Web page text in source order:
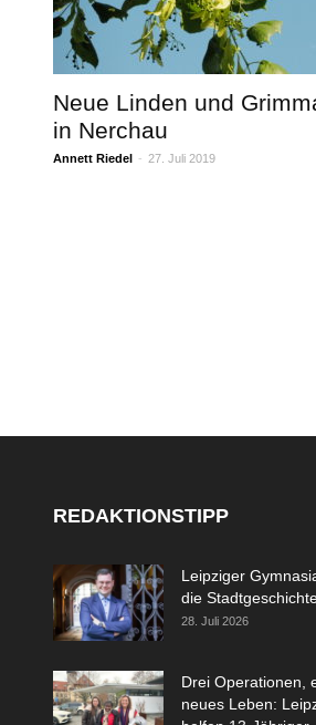
Neue Linden und
in Nerchau
Annett Riedel - 27. Juli 2019
REDAKTIONSTIPP
Leipziger
die
28. Juli 2026
Drei Operationen,
neues Leben: